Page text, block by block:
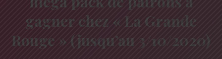
gagner chez « La Grande
Rouge » (jusqu’au 3/10/2020)